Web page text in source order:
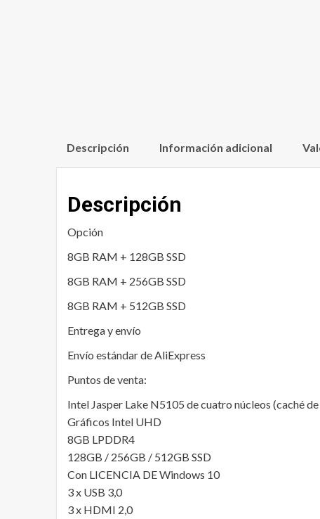
Descripción Información adicional
Descripción
Opción
8GB RAM + 128GB SSD
8GB RAM + 256GB SSD
8GB RAM + 512GB SSD
Entrega y envío
Envío estándar de AliExpress
Puntos de venta:
Intel Jasper Lake N5105 de cuatro núcleos (caché
Gráficos Intel UHD
8GB LPDDR4
128GB / 256GB / 512GB SSD
Con LICENCIA DE Windows 10
3 x USB 3,0
3 x HDMI 2,0